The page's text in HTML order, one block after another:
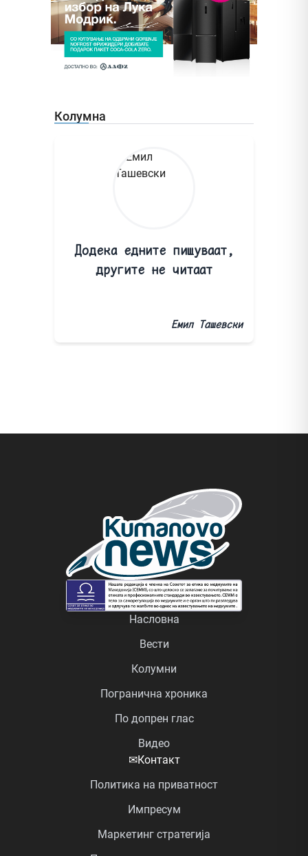
Колумна
Додека едните пишуваат,
другите не читаат
Емил Ташевски
Насловна
Вести
Колумни
Погранична хроника
По допрен глас
Видео
✉Контакт
Политика на приватност
Импресум
Маркетинг стратегија